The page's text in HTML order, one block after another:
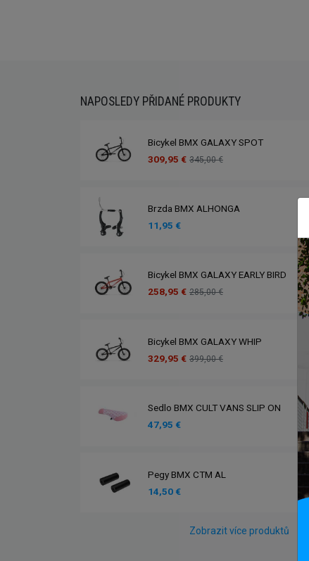
NAPOSLEDY PŘIDANÉ PRODUKTY
Bicykel BMX GALAXY SPOT
309,95 € 345,00 €
Brzda BMX ALHONGA
11,95 €
Bicykel BMX GALAXY EARLY BIRD
258,95 € 285,00 €
Bicykel BMX GALAXY WHIP
329,95 € 399,00 €
Sedlo BMX CULT VANS SLIP ON
47,95 €
Pegy BMX CTM AL
14,50 €
Zobrazit více produktů